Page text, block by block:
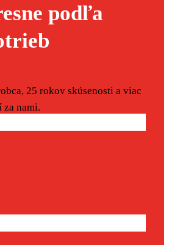
podľa
25 rokov skúsenosti a viac
za nami.